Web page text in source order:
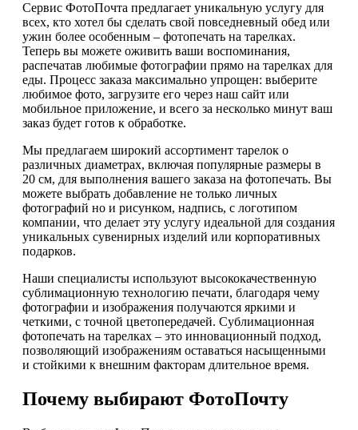
Сервис ФотоПочта предлагает уникальную услугу для
всех, кто хотел бы сделать свой повседневный обед или
ужин более особенным – фотопечать на тарелках.
Теперь вы можете оживить ваши воспоминания,
распечатав любимые фотографии прямо на тарелках для
еды. Процесс заказа максимально упрощен: выберите
любимое фото, загрузите его через наш сайт или
мобильное приложение, и всего за несколько минут ваш
заказ будет готов к обработке.
Мы предлагаем широкий ассортимент тарелок о
различных диаметрах, включая популярные размеры в
20 см, для выполнения вашего заказа на фотопечать. Вы
можете выбрать добавление не только личных
фотографий но и рисунком, надпись, с логотипом
компании, что делает эту услугу идеальной для создания
уникальных сувенирных изделий или корпоративных
подарков.
Наши специалисты используют высококачественную
сублимационную технологию печати, благодаря чему
фотографии и изображения получаются яркими и
четкими, с точной цветопередачей. Сублимационная
фотопечать на тарелках – это инновационный подход,
позволяющий изображениям оставаться насыщенными
и стойкими к внешним факторам длительное время.
Почему выбирают ФотоПочту